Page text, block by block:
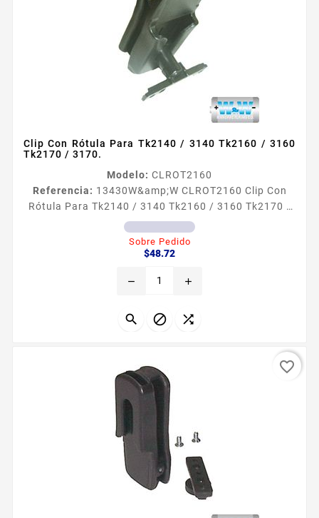
Clip Con Rótula Para Tk2140 / 3140 Tk2160 / 3160
Tk2170 / 3170.
Modelo: CLROT2160
Referencia: 13430W&amp;W CLROT2160 Clip Con
Rótula Para Tk2140 / 3140 Tk2160 / 3160 Tk2170 /
3170. Clip con rótula para TK2140 3140 TK2160
3160 TK2170 3170
Sobre Pedido
$48.72Precio
remove add
  
favorite_border